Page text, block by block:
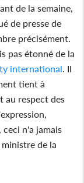
de la semaine,
de presse de
précisément.
pas étonné de la
international. Il
tient à
au respect des
n'a jamais
de la